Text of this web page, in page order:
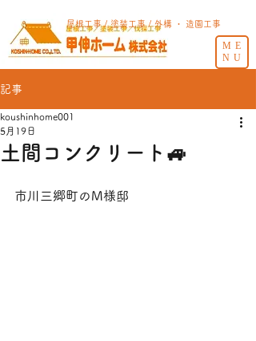
ME
NU
屋根工事 / 塗装工事 / 外構 ・ 造園工事
記事
土間コンクリート🚙
koushinhome001
5月19日
市川三郷町のM様邸